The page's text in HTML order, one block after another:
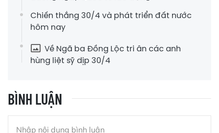
Chiến thắng 30/4 và phát triển đất nước
hôm nay
Về Ngã ba Đồng Lộc tri ân các anh
hùng liệt sỹ dịp 30/4
BÌNH LUẬN